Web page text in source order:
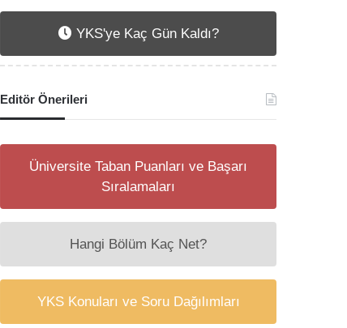
YKS'ye Kaç Gün Kaldı?
Editör Önerileri
Üniversite Taban Puanları ve Başarı
Sıralamaları
Hangi Bölüm Kaç Net?
YKS Konuları ve Soru Dağılımları